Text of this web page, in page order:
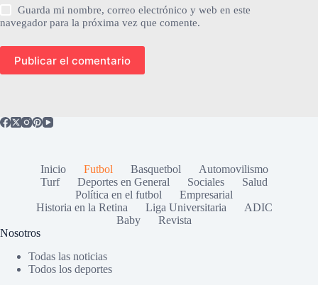
Guarda mi nombre, correo electrónico y web en este
navegador para la próxima vez que comente.
Publicar el comentario
Inicio Futbol Basquetbol
Automovilismo
Turf
Deportes en General Sociales
Salud
Política en el futbol
Empresarial
Historia en la Retina
Liga Universitaria
ADIC
Baby
Revista
Nosotros
Todas las noticias
Todos los deportes